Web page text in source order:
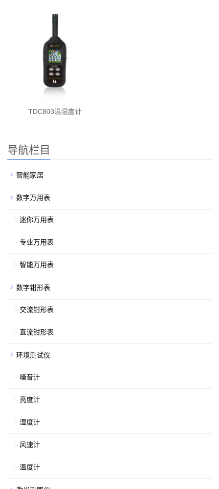
TDC803温湿度计
导航栏目
智能家居
数字万用表
迷你万用表
专业万用表
智能万用表
数字钳形表
交流钳形表
直流钳形表
环境测试仪
噪音计
亮度计
湿度计
风速计
温度计